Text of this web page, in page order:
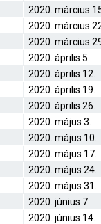
2020. március
2020. március
2020. március
2020. április 5.
2020. április 12.
2020. április 19.
2020. április 26.
2020. május 3.
2020. május 10.
2020. május 17.
2020. május 24.
2020. május 31.
2020. június 7.
2020. június 14.